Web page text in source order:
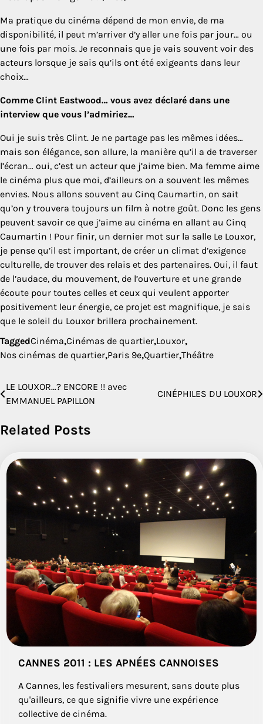
Ma pratique du cinéma dépend de mon envie, de ma
disponibilité, il peut m’arriver d’y aller une fois par jour… ou
une fois par mois. Je reconnais que je vais souvent voir des
acteurs lorsque je sais qu’ils ont été exigeants dans leur
choix…
Comme Clint Eastwood… vous avez déclaré dans une
interview que vous l’admiriez…
Oui je suis très Clint. Je ne partage pas les mêmes idées…
mais son élégance, son allure, la manière qu’il a de traverser
l’écran… oui, c’est un acteur que j’aime bien. Ma femme aime
le cinéma plus que moi, d’ailleurs on a souvent les mêmes
envies. Nous allons souvent au Cinq Caumartin, on sait
qu’on y trouvera toujours un film à notre goût. Donc les gens
peuvent savoir ce que j’aime au cinéma en allant au Cinq
Caumartin ! Pour finir, un dernier mot sur la salle Le Louxor,
je pense qu’il est important, de créer un climat d’exigence
culturelle, de trouver des relais et des partenaires. Oui, il faut
de l’audace, du mouvement, de l’ouverture et une grande
écoute pour toutes celles et ceux qui veulent apporter
positivement leur énergie, ce projet est magnifique, je sais
que le soleil du Louxor brillera prochainement.
TaggedCinéma,Cinémas de quartier,Louxor,
Nos cinémas de quartier,Paris 9e,Quartier,Théâtre
Navigation
l’article
LE LOUXOR…? ENCORE !! avec
EMMANUEL PAPILLON
CINÉPHILES DU LOUXOR
Related Posts
CANNES 2011 : LES APNÉES CANNOISES
A Cannes, les festivaliers mesurent, sans doute plus
qu'ailleurs, ce que signifie vivre une expérience
collective de cinéma.